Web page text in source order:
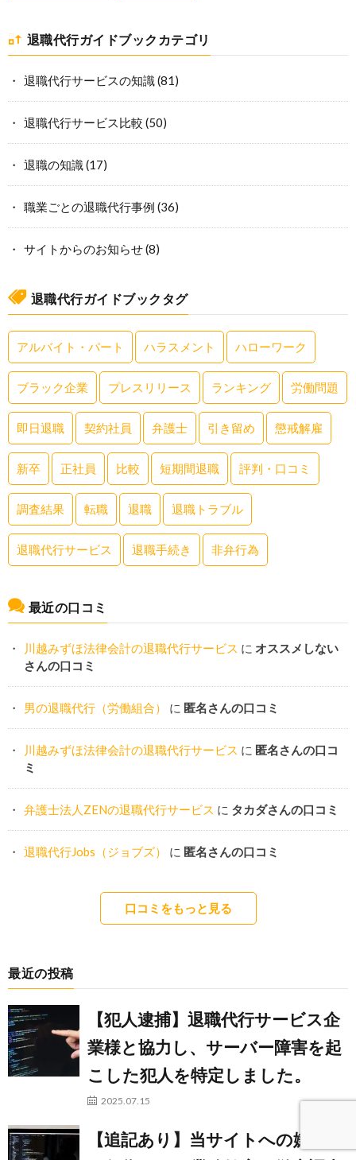
退職代行ガイドブックカテゴリ
退職代行サービスの知識(81)
退職代行サービス比較 (50)
退職の知識(17)
職業ごとの退職代行事例 (36)
サイトからのお知らせ(8)
退職代行ガイドブックタグ
アルバイト・パート ハラスメント ハローワーク
ブラック企業 プレスリリース ランキング 労働問題
即日退職 契約社員 弁護士 引き留め 懲戒解雇
新卒 正社員 比較 短期間退職 評判・口コミ
調査結果 転職 退職 退職トラブル
退職代行サービス 退職手続き 非弁行為
最近の口コミ
川越みずほ法律会計の退職代行サービス に オススメしない
さんの口コミ
男の退職代行（労働組合） に 匿名さんの口コミ
川越みずほ法律会計の退職代行サービス に 匿名さんの口コ
ミ
弁護士法人ZENの退職代行サービス に タカダさんの口コミ
退職代行Jobs（ジョブズ） に 匿名さんの口コミ
口コミをもっと見る
最近の投稿
【犯人逮捕】退職代行サービス企
業様と協力し、サーバー障害を起
こした犯人を特定しました。
2025.07.15
【追記あり】当サイトへの嫌がら